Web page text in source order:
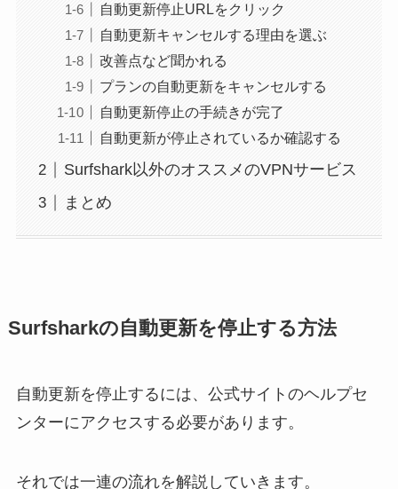
自動更新停止URLをクリック
自動更新キャンセルする理由を選ぶ
改善点など聞かれる
プランの自動更新をキャンセルする
自動更新停止の手続きが完了
自動更新が停止されているか確認する
Surfshark以外のオススメのVPNサービス
まとめ
Surfsharkの自動更新を停止する方法
自動更新を停止するには、公式サイトのヘルプセ
ンターにアクセスする必要があります。
それでは一連の流れを解説していきます。